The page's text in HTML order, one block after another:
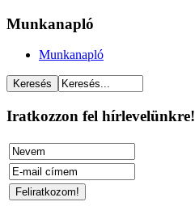
Munkanapló
Munkanapló
Iratkozzon fel hírlevelünkre!